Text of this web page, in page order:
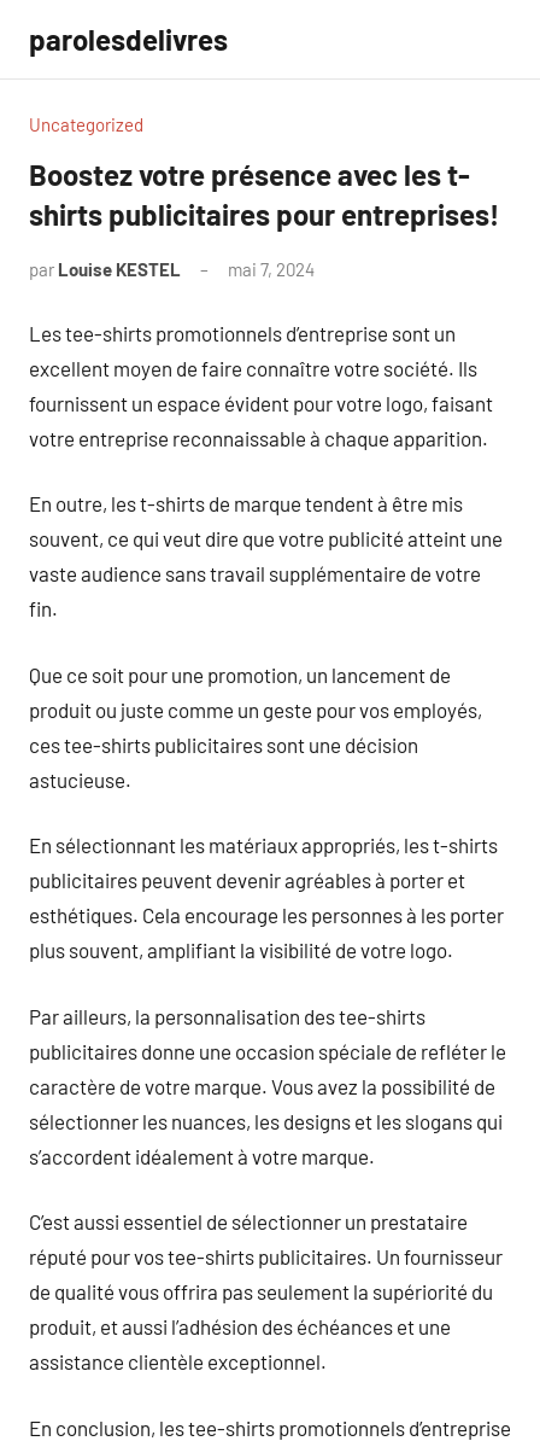
contenu
parolesdelivres
Uncategorized
Boostez votre présence avec les t-
shirts publicitaires pour entreprises!
par Louise KESTEL mai 7, 2024
Les tee-shirts promotionnels d’entreprise sont un
excellent moyen de faire connaître votre société. Ils
fournissent un espace évident pour votre logo, faisant
votre entreprise reconnaissable à chaque apparition.
En outre, les t-shirts de marque tendent à être mis
souvent, ce qui veut dire que votre publicité atteint une
vaste audience sans travail supplémentaire de votre
fin.
Que ce soit pour une promotion, un lancement de
produit ou juste comme un geste pour vos employés,
ces tee-shirts publicitaires sont une décision
astucieuse.
En sélectionnant les matériaux appropriés, les t-shirts
publicitaires peuvent devenir agréables à porter et
esthétiques. Cela encourage les personnes à les porter
plus souvent, amplifiant la visibilité de votre logo.
Par ailleurs, la personnalisation des tee-shirts
publicitaires donne une occasion spéciale de refléter le
caractère de votre marque. Vous avez la possibilité de
sélectionner les nuances, les designs et les slogans qui
s’accordent idéalement à votre marque.
C’est aussi essentiel de sélectionner un prestataire
réputé pour vos tee-shirts publicitaires. Un fournisseur
de qualité vous offrira pas seulement la supériorité du
produit, et aussi l’adhésion des échéances et une
assistance clientèle exceptionnel.
En conclusion, les tee-shirts promotionnels d’entreprise